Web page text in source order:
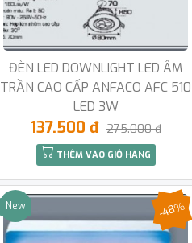
ĐÈN LED DOWNLIGHT LED ÂM
TRẦN CAO CẤP ANFACO AFC 510
LED 3W
137.500 đ 275.000 đ
THÊM VÀO GIỎ HÀNG
Sale
New -48%